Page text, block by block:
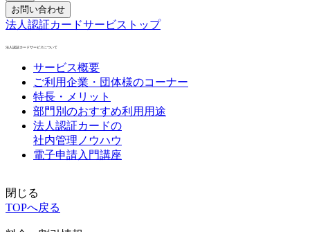
お問い合わせ
法人認証カードサービストップ
法人認証カードサービスについて
サービス概要
ご利用企業・団体様のコーナー
特長・メリット
部門別のおすすめ利用用途
法人認証カードの
社内管理ノウハウ
電子申請入門講座
閉じる
TOPへ戻る